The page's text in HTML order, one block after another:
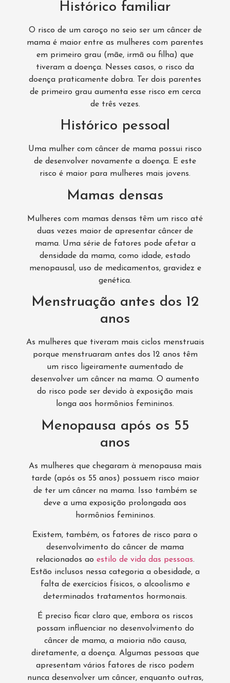
Histórico familiar
O risco de um caroço no seio ser um câncer de
mama é maior entre as mulheres com parentes
em primeiro grau (mãe, irmã ou filha) que
tiveram a doença. Nesses casos, o risco da
doença praticamente dobra. Ter dois parentes
de primeiro grau aumenta esse risco em cerca
de três vezes.
Histórico pessoal
Uma mulher com câncer de mama possui risco
de desenvolver novamente a doença. E este
risco é maior para mulheres mais jovens.
Mamas densas
Mulheres com mamas densas têm um risco até
duas vezes maior de apresentar câncer de
mama. Uma série de fatores pode afetar a
densidade da mama, como idade, estado
menopausal, uso de medicamentos, gravidez e
genética.
Menstruação antes dos 12
anos
As mulheres que tiveram mais ciclos menstruais
porque menstruaram antes dos 12 anos têm
um risco ligeiramente aumentado de
desenvolver um câncer na mama. O aumento
do risco pode ser devido à exposição mais
longa aos hormônios femininos.
Menopausa após os 55
anos
As mulheres que chegaram à menopausa mais
tarde (após os 55 anos) possuem risco maior
de ter um câncer na mama. Isso também se
deve a uma exposição prolongada aos
hormônios femininos.
Existem, também, os fatores de risco para o
desenvolvimento do câncer de mama
relacionados ao estilo de vida das pessoas.
Estão inclusos nessa categoria a obesidade, a
falta de exercícios físicos, o alcoolismo e
determinados tratamentos hormonais.
É preciso ficar claro que, embora os riscos
possam influenciar no desenvolvimento do
câncer de mama, a maioria não causa,
diretamente, a doença. Algumas pessoas que
apresentam vários fatores de risco podem
nunca desenvolver um câncer, enquanto outras,